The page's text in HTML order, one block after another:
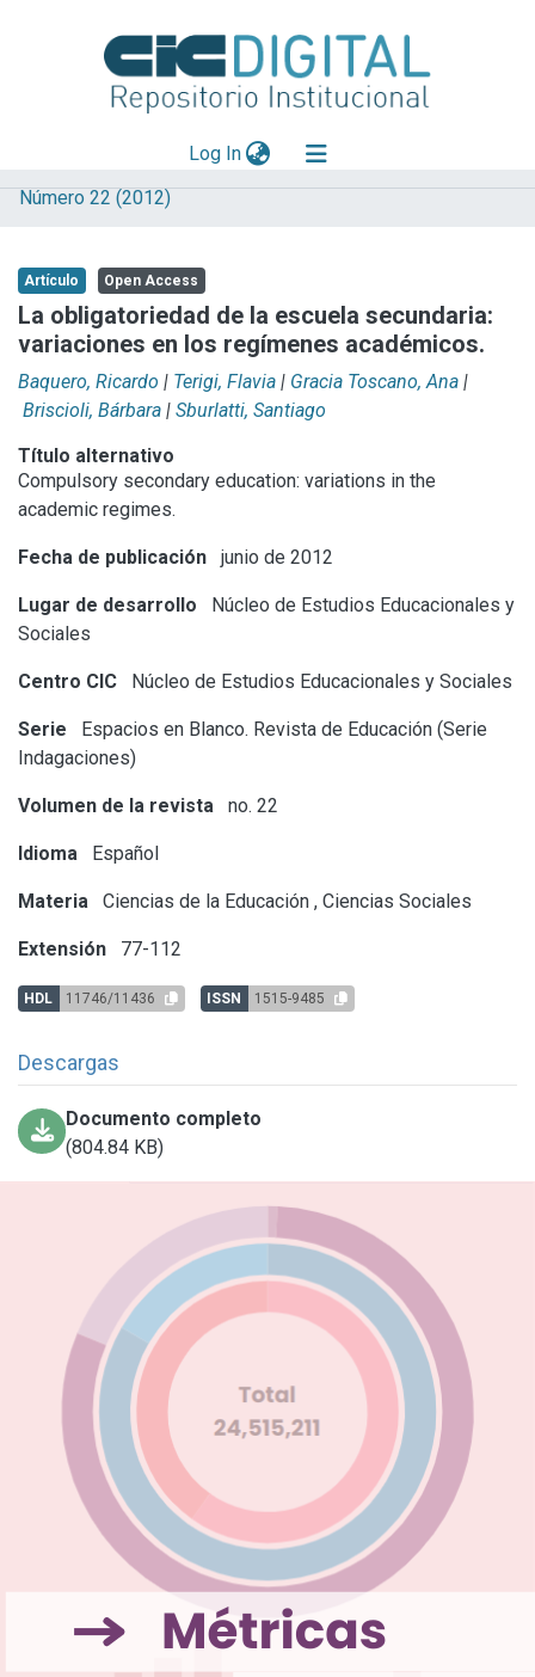
Log In(current)
Explorar
Aportar material
Statistics
Número 22 (2012)
Artículo Open Access
La obligatoriedad de la escuela secundaria:
variaciones en los regímenes académicos.
Baquero, Ricardo | Terigi, Flavia | Gracia Toscano, Ana |
Briscioli, Bárbara | Sburlatti, Santiago
Título alternativo
Compulsory secondary education: variations in the
academic regimes.
Fecha de publicación junio de 2012
Lugar de desarrollo
Núcleo de Estudios Educacionales y
Sociales
Centro CIC Núcleo de Estudios Educacionales y Sociales
Serie
Espacios en Blanco. Revista de Educación (Serie
Indagaciones)
Volumen de la revista no. 22
Idioma Español
Materia Ciencias de la Educación , Ciencias Sociales
Extensión 77-112
HDL 11746/11436 ISSN 1515-9485
Descargas
Documento completo
(804.84 KB)